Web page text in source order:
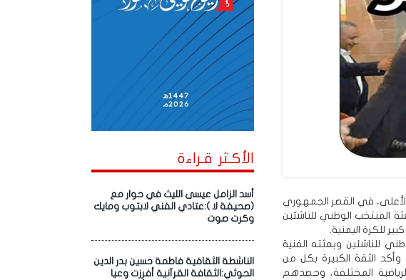
الأكـثر قـراءة
أسد الزامل عيسى الليث في حوار مع
(صحيفة لا ):عتادي الفني لابتوب ومايك
وكرت صوت
الناشطة الثقافية فاطمة حسين بدر الدين
الحوثي:الثقافة القرآنية أفرزت وعيا
الأعلى، في القصر الجمهوري
المنتخب الوطني للناشئين
للكرة اليمنية.
للناشئين وبعثته الفنية
وأكد الثقة الكبيرة بكل من
المختلفة، وحصدهم